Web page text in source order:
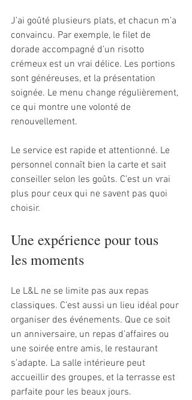
J’ai goûté plusieurs plats, et chacun m’a
convaincu. Par exemple, le filet de
dorade accompagné d’un risotto
crémeux est un vrai délice. Les portions
sont généreuses, et la présentation
soignée. Le menu change régulièrement,
ce qui montre une volonté de
renouvellement.
Le service est rapide et attentionné. Le
personnel connaît bien la carte et sait
conseiller selon les goûts. C’est un vrai
plus pour ceux qui ne savent pas quoi
choisir.
Une expérience pour tous
les moments
Le L&L ne se limite pas aux repas
classiques. C’est aussi un lieu idéal pour
organiser des événements. Que ce soit
un anniversaire, un repas d’affaires ou
une soirée entre amis, le restaurant
s’adapte. La salle intérieure peut
accueillir des groupes, et la terrasse est
parfaite pour les beaux jours.